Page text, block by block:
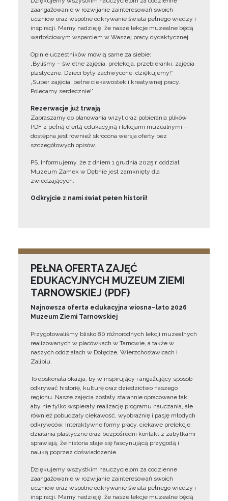
zaangażowanie w rozwijanie zainteresowań swoich
uczniów oraz wspólne odkrywanie świata pełnego wiedzy i
inspiracji. Mamy nadzieję, że nasze lekcje muzealne będą
wartościowym wsparciem w Waszej pracy dydaktycznej.
Opinie uczestników mówią same za siebie:
„Byliśmy – świetne zajęcia, prelekcja, przebieranki, zajęcia
plastyczne. Dzieci były zachwycone, dziękujemy!”
„Super zajęcia, pełne ciekawostek i kreatywnej pracy.
Polecamy serdecznie!”
Rezerwacje już trwają
Zapraszamy do planowania wizyt oraz pobierania plików
PDF z pełną ofertą edukacyjną i lekcjami muzealnymi –
dostępna jest również skrócona wersja oferty bez
szczegółowych opisów.
PS. Informujemy, że z dniem 1 grudnia 2025 r. oddział
Muzeum Zamek w Dębnie jest zamknięty dla
zwiedzających.
Odkryjcie z nami świat pełen historii!
PEŁNA OFERTA ZAJĘĆ
EDUKACYJNYCH MUZEUM ZIEMI
TARNOWSKIEJ (PDF)
Najnowsza oferta edukacyjna wiosna–lato 2026
Muzeum Ziemi Tarnowskiej
Przygotowaliśmy blisko 80 różnorodnych lekcji muzealnych
realizowanych w placówkach w Tarnowie, a także w
naszych oddziałach w Dołędze, Wierzchosławicach i
Zalipiu.
To doskonała okazja, by w inspirujący i angażujący sposób
odkrywać historię, kulturę oraz dziedzictwo naszego
regionu. Nasze zajęcia zostały starannie opracowane tak,
aby nie tylko wspierały realizację programu nauczania, ale
również pobudzały ciekawość, wyobraźnię i pasję młodych
odkrywców. Interaktywne formy pracy, ciekawe prelekcje,
działania plastyczne oraz bezpośredni kontakt z zabytkami
sprawiają, że historia staje się fascynującą przygodą i
nauką poprzez doświadczenie.
Dziękujemy wszystkim nauczycielom za codzienne
zaangażowanie w rozwijanie zainteresowań swoich
uczniów oraz wspólne odkrywanie świata pełnego wiedzy i
inspiracji. Mamy nadzieję, że nasze lekcje muzealne będą